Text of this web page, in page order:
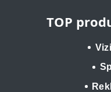
TOP